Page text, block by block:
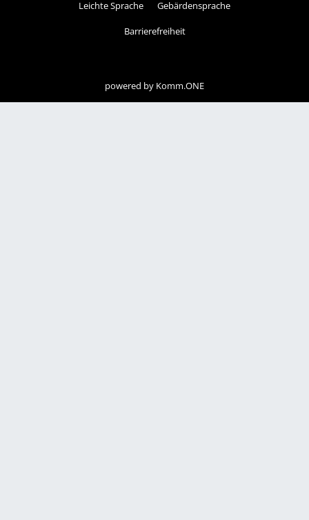
Leichte Sprache Gebärdensprache
Barrierefreiheit
powered by Komm.ONE